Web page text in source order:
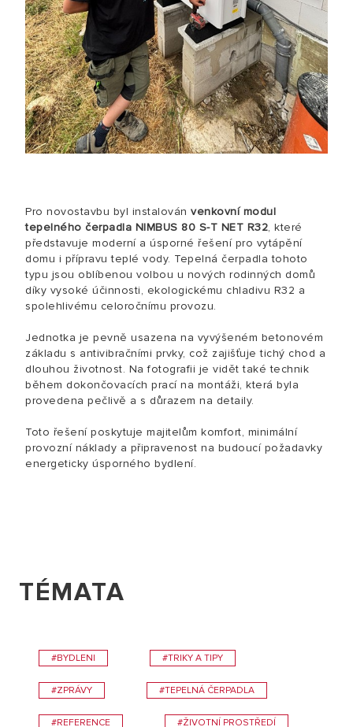
Pro novostavbu byl instalován venkovní modul
tepelného čerpadla NIMBUS 80 S-T NET R32, které
představuje moderní a úsporné řešení pro vytápění
domu i přípravu teplé vody. Tepelná čerpadla tohoto
typu jsou oblíbenou volbou u nových rodinných domů
díky vysoké účinnosti, ekologickému chladivu R32 a
spolehlivému celoročnímu provozu.
Jednotka je pevně usazena na vyvýšeném betonovém
základu s antivibračními prvky, což zajišťuje tichý chod a
dlouhou životnost. Na fotografii je vidět také technik
během dokončovacích prací na montáži, která byla
provedena pečlivě a s důrazem na detaily.
Toto řešení poskytuje majitelům komfort, minimální
provozní náklady a připravenost na budoucí požadavky
energeticky úsporného bydlení.
TÉMATA
#BYDLENI #TRIKY A TIPY
#ZPRÁVY #TEPELNÁ ČERPADLA
#REFERENCE #ŽIVOTNÍ PROSTŘEDÍ